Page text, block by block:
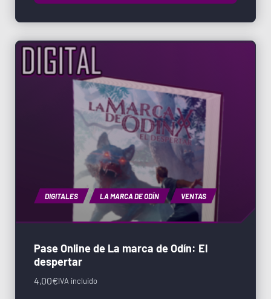
DIGITALES LA MARCA DE ODÍN VENTAS
Pase Online de La marca de Odín: El
despertar
4,00€IVA incluido